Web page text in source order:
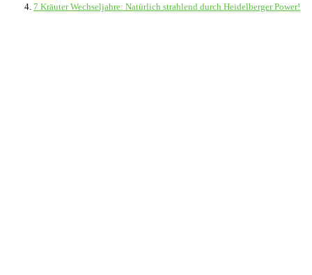
7 Kräuter Wechseljahre: Natürlich strahlend durch Heidelberger Power!